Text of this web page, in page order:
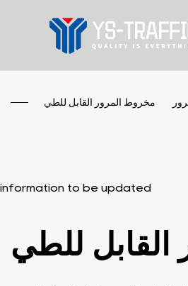
مخروط المرور القابل للطي
information to be updated
للطي